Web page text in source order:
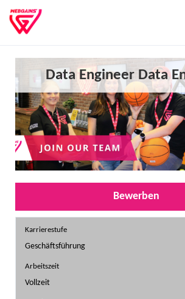
Data Engineer Data
Bewerben
Karrierestufe
Geschäftsführung
Arbeitszeit
Vollzeit